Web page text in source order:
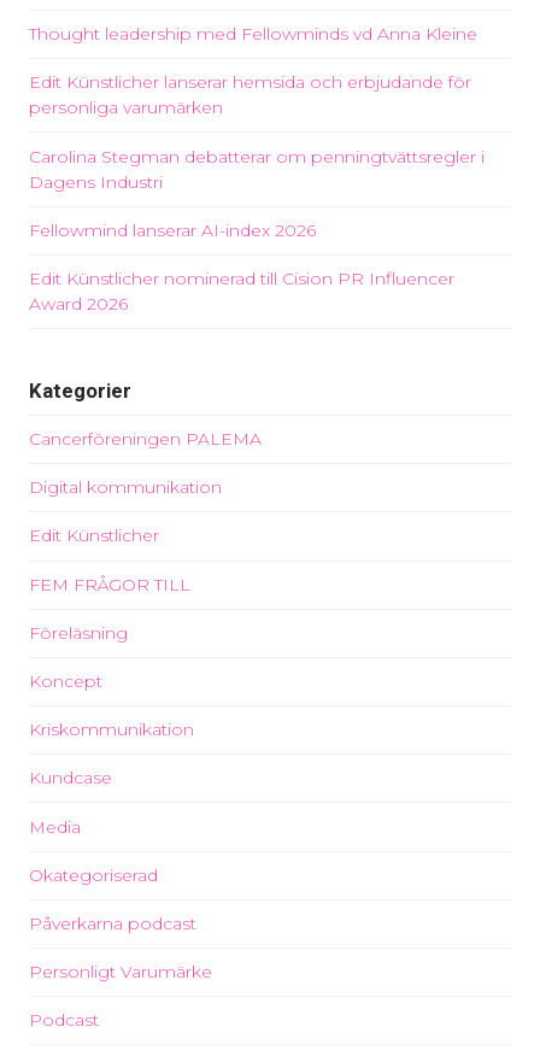
Thought leadership med Fellowminds vd Anna Kleine
Edit Künstlicher lanserar hemsida och erbjudande för
personliga varumärken
Carolina Stegman debatterar om penningtvättsregler i
Dagens Industri
Fellowmind lanserar AI-index 2026
Edit Künstlicher nominerad till Cision PR Influencer
Award 2026
Kategorier
Cancerföreningen PALEMA
Digital kommunikation
Edit Künstlicher
FEM FRÅGOR TILL
Föreläsning
Koncept
Kriskommunikation
Kundcase
Media
Okategoriserad
Påverkarna podcast
Personligt Varumärke
Podcast